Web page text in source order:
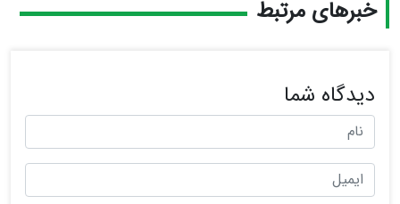
خبرهای مرتبط
دیدگاه شما